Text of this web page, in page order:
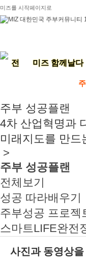
미즈를 시작페이지로
미즈 함께날다
주부 성공플랜
4차 산업혁명과
미래지도를 만
>
주부 성공플랜
전체보기
성공 따라배우기
주부성공 프로젝
스마트LIFE완전
사진과 동영상